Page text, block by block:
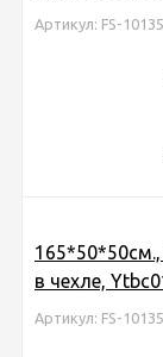
Артикул: FS-
в чехле,
Артикул: FS-